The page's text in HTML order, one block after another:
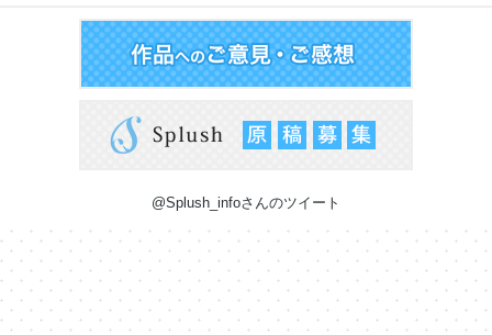
@Splush_infoさんのツイート